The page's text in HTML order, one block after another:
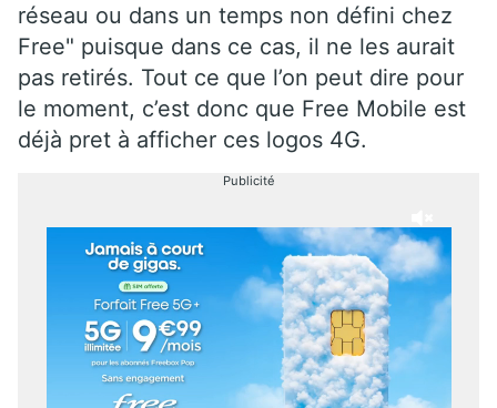
réseau ou dans un temps non défini chez
Free" puisque dans ce cas, il ne les aurait
pas retirés. Tout ce que l’on peut dire pour
le moment, c’est donc que Free Mobile est
déjà pret à afficher ces logos 4G.
Publicité